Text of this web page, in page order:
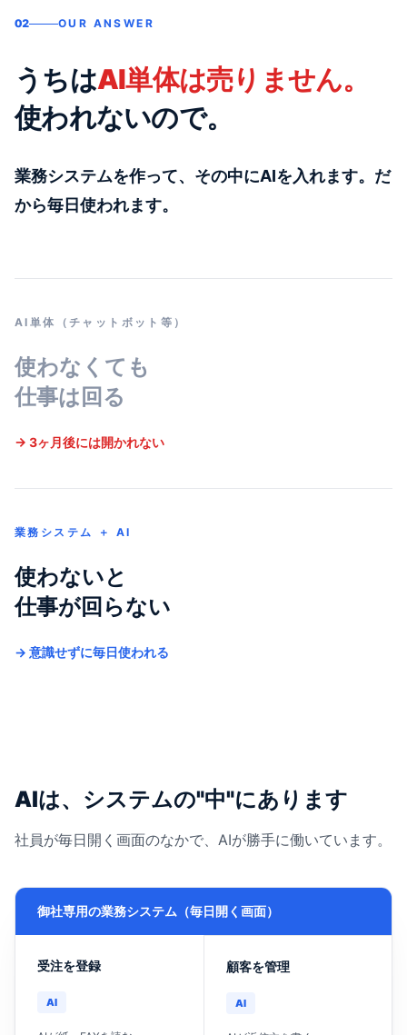
02 OUR ANSWER
うちはAI単体は売りません。
使われないので。
業務システムを作って、その中にAIを入れます。だ
から毎日使われます。
AI単体（チャットボット等）
使わなくても
仕事は回る
→ 3ヶ月後には開かれない
業務システム ＋ AI
使わないと
仕事が回らない
→ 意識せずに毎日使われる
AIは、システムの"中"にあります
社員が毎日開く画面のなかで、AIが勝手に働いています。
御社専用の業務システム（毎日開く画面）
受注を登録
AI
顧客を管理
AI